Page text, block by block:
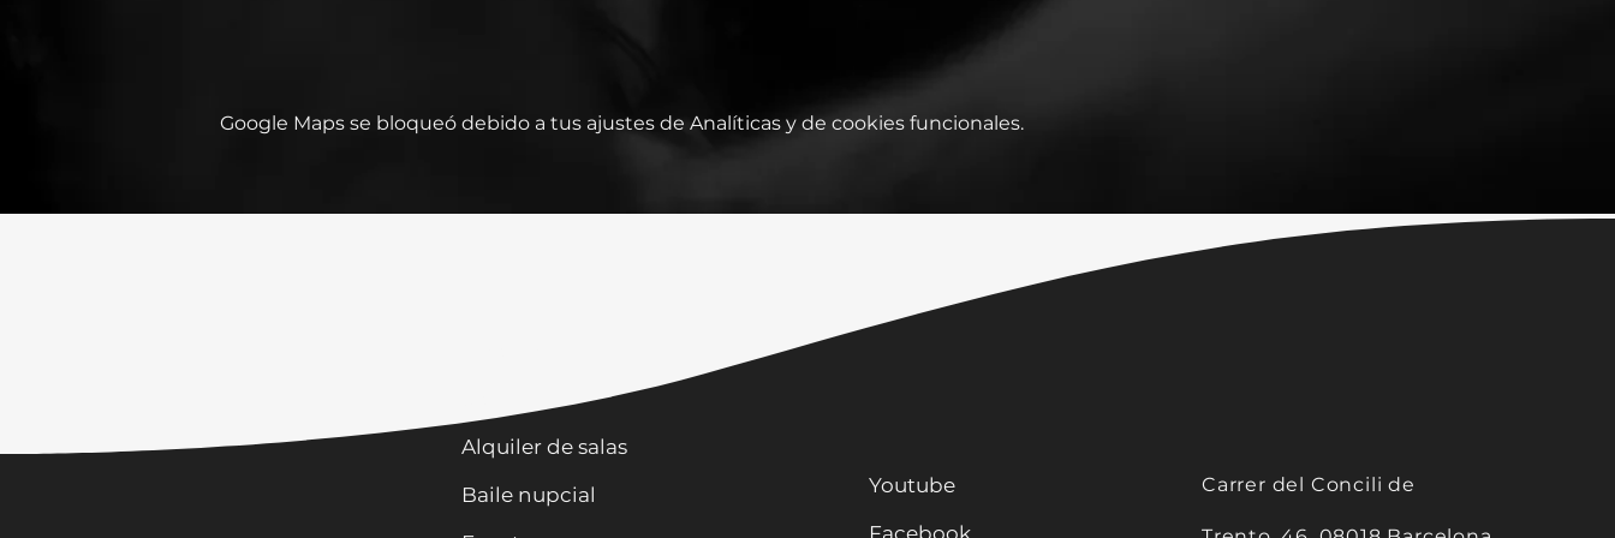
Google Maps se bloqueó debido a tus ajustes de Analíticas y de cookies funcionales.
Alquiler de salas
Baile nupcial
Youtube
Facebook
Carrer del Concili de